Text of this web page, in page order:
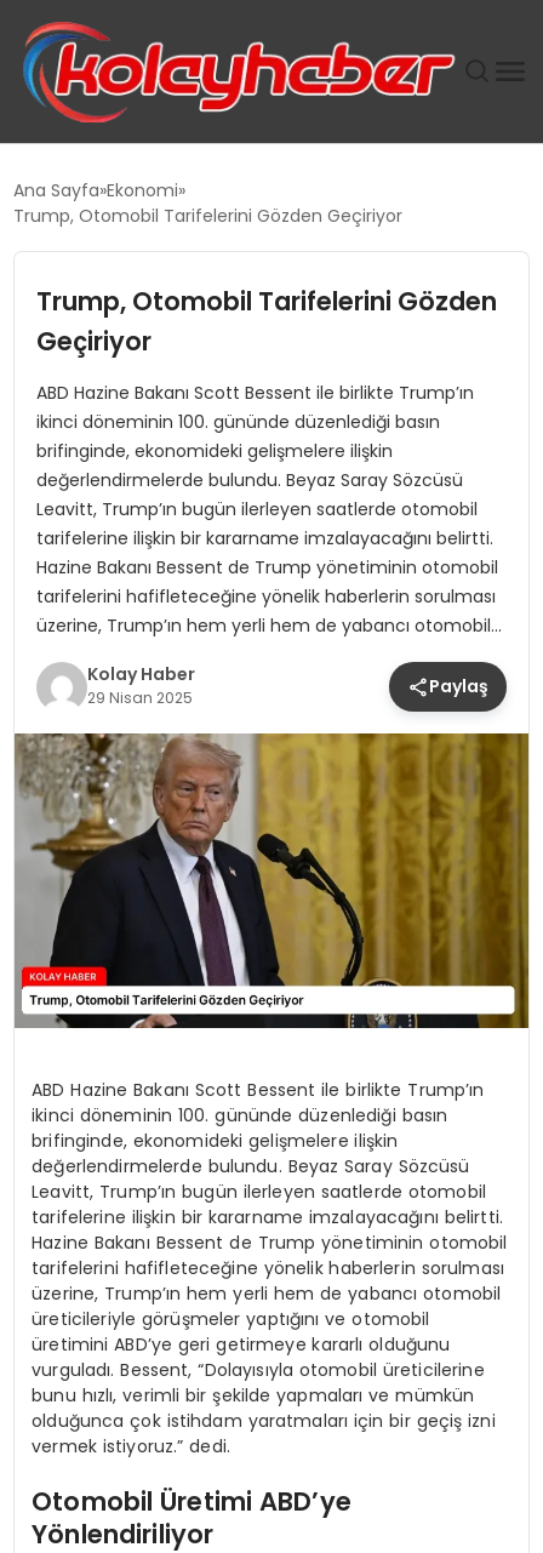
TANYER YAPI ZEMIN MÜHENDISLIĞINDE HEDEF
BÜYÜTTÜ
TOROSLAR’DA PAZAR GERGİNLİĞİ!
Ana Sayfa Ekonomi
Trump, Otomobil Tarifelerini Gözden Geçiriyor
Trump, Otomobil Tarifelerini Gözden
Geçiriyor
ABD Hazine Bakanı Scott Bessent ile birlikte Trump’ın
ikinci döneminin 100. gününde düzenlediği basın
brifinginde, ekonomideki gelişmelere ilişkin
değerlendirmelerde bulundu. Beyaz Saray Sözcüsü
Leavitt, Trump’ın bugün ilerleyen saatlerde otomobil
tarifelerine ilişkin bir kararname imzalayacağını belirtti.
Hazine Bakanı Bessent de Trump yönetiminin otomobil
tarifelerini hafifleteceğine yönelik haberlerin sorulması
üzerine, Trump’ın hem yerli hem de yabancı otomobil…
Kolay Haber
29 Nisan 2025 Paylaş
ABD Hazine Bakanı Scott Bessent ile birlikte Trump’ın
ikinci döneminin 100. gününde düzenlediği basın
brifinginde, ekonomideki gelişmelere ilişkin
değerlendirmelerde bulundu. Beyaz Saray Sözcüsü
Leavitt, Trump’ın bugün ilerleyen saatlerde otomobil
tarifelerine ilişkin bir kararname imzalayacağını belirtti.
Hazine Bakanı Bessent de Trump yönetiminin otomobil
tarifelerini hafifleteceğine yönelik haberlerin sorulması
üzerine, Trump’ın hem yerli hem de yabancı otomobil
üreticileriyle görüşmeler yaptığını ve otomobil
üretimini ABD’ye geri getirmeye kararlı olduğunu
vurguladı. Bessent, “Dolayısıyla otomobil üreticilerine
bunu hızlı, verimli bir şekilde yapmaları ve mümkün
olduğunca çok istihdam yaratmaları için bir geçiş izni
vermek istiyoruz.” dedi.
Otomobil Üretimi ABD’ye
Yönlendiriliyor